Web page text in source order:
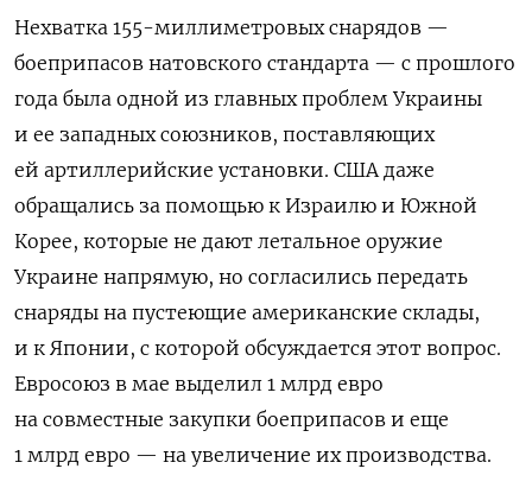
Нехватка 155-миллиметровых снарядов —
боеприпасов натовского стандарта — с прошлого
года была одной из главных проблем Украины
и ее западных союзников, поставляющих
ей артиллерийские установки. США даже
обращались за помощью к Израилю и Южной
Корее, которые не дают летальное оружие
Украине напрямую, но согласились передать
снаряды на пустеющие американские склады,
и к Японии, с которой обсуждается этот вопрос.
Евросоюз в мае выделил 1 млрд евро
на совместные закупки боеприпасов и еще
1 млрд евро — на увеличение их производства.